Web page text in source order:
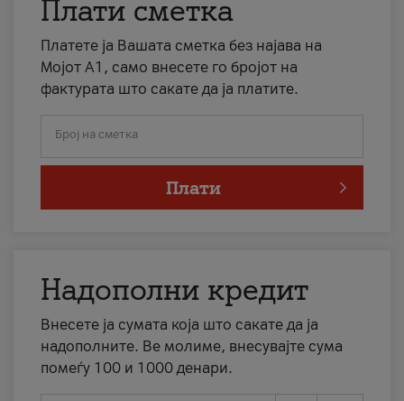
Плати сметка
Платете ја Вашата сметка без најава на
Мојот А1, само внесете го бројот на
фактурата што сакате да ја платите.
Број на сметка
Плати
Надополни кредит
Внесете ја сумата која што сакате да ја
надополните. Ве молиме, внесувајте сума
помеѓу 100 и 1000 денари.